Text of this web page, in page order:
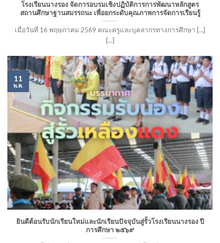
โรงเรียนนางรอง จัดการอบรมเชิงปฏิบัติการการพัฒนาหลักสูตร
สถานศึกษาฐานสมรรถนะ เพื่อยกระดับคุณภาพการจัดการเรียนรู้
เมื่อวันที่ 16 พฤษภาคม 2569 คณะครูและบุคลากรทางการศึกษา [...]
[...]
ยินดีต้อนรับนักเรียนใหม่และนักเรียนปัจจุบันสู่รั้วโรงเรียนนางรอง ปี
การศึกษา ๒๕๖๙
11
พ.ค.